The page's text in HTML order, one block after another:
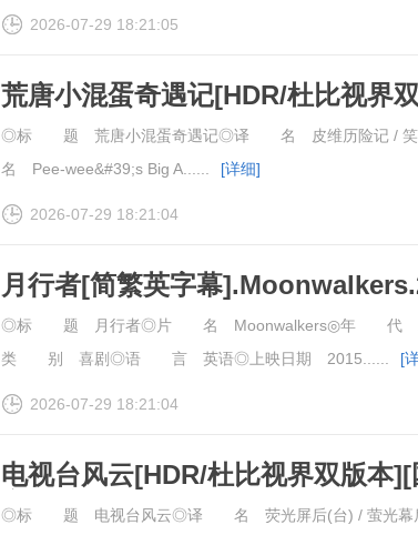
2026-07-29 18:21:05
荒唐小混蛋奇遇记[HDR/杜比视界
幕].1985.2160p
◎标 题 荒唐小混蛋奇遇记◎译 名 皮维历险记 / 笑
名 Pee-wee&#39;s Big A......
[详细]
2026-07-29 18:21:04
月行者[简繁英字幕
◎标 题 月行者◎片 名 Moonwalkers◎年 代
类 别 喜剧◎语 言 英语◎上映日期 2015......
[
2026-07-29 18:21:04
电视台风云[HDR/杜比视界双版本
字幕].1976.CC.2160p
◎标 题 电视台风云◎译 名 荧光屏后(台) / 萤光幕